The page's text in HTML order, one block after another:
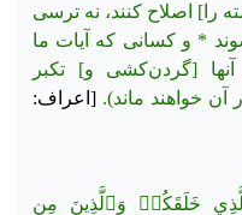
را] اصلاح کنند، نه ترسی
* و کسانی‌ که آیات ما
آنها [گردن‌کشی و] تکبر
آن خواهند ماند). [اعراف:
خَلَقَكُمۡ وَٱلَّذِينَ مِن